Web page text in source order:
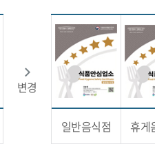
변경
일반음식점 휴게